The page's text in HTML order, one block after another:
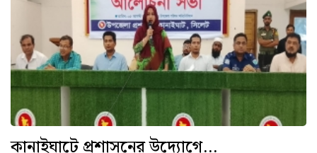
কানাইঘাটে প্রশাসনের উদ্যোগে...